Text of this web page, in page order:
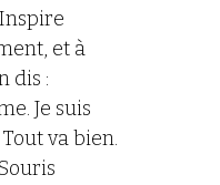
et à
dis :
Je suis
va bien.